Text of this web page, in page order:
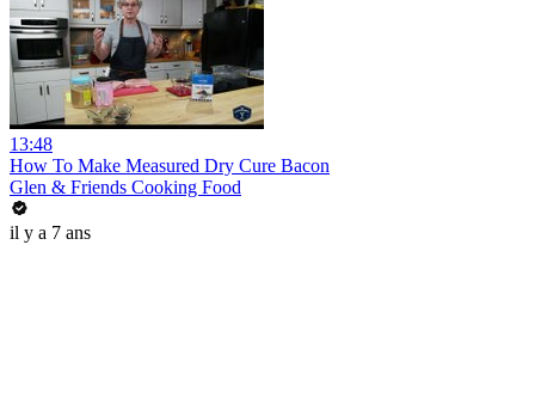
13:48
How To Make Measured Dry Cure Bacon
Glen & Friends Cooking Food
il y a 7 ans